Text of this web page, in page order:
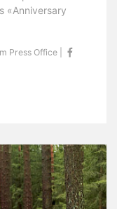
«Anniversary
Press Office |